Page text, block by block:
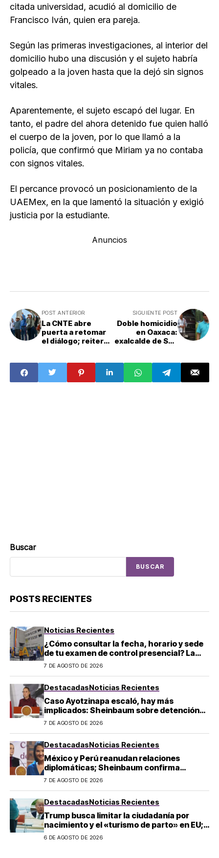
citada universidad, acudió al domicilio de
Francisco Iván, quien era pareja.
Según las primeras investigaciones, al interior del
domicilio hubo una discusión y el sujeto habría
golpeado a la joven hasta que la dejó sin signos
vitales.
Aparentemente, el sujeto escapó del lugar. En
tanto, el padre del ahora detenido fue quien halló
el cuerpo de la joven, por lo que llamó a la
policía, que confirmó que Miriam ya no contaba
con signos vitales.
El percance provocó un posicionamiento de la
UAEMex, en la que lamentó la situación y exigió
justicia por la estudiante.
Anuncios
POST ANTERIOR
La CNTE abre
puerta a retomar
el diálogo; reitera
Sheinbaum
SIGUIENTE POST
Doble homicidio
en Oaxaca:
exalcalde de San
a balazos
Buscar
BUSCAR
POSTS RECIENTES
Noticias Recientes
¿Cómo consultar la fecha, horario y sede
de tu examen de control presencial? La
UNAM da pasos a seguir
7 DE AGOSTO DE 2026
DestacadasNoticias Recientes
Caso Ayotzinapa escaló, hay más
implicados: Sheinbaum sobre detención
de Ángel Aguirre
7 DE AGOSTO DE 2026
DestacadasNoticias Recientes
México y Perú reanudan relaciones
diplomáticas; Sheinbaum confirma
llegada de Betssy Chávez al país
7 DE AGOSTO DE 2026
DestacadasNoticias Recientes
Trump busca limitar la ciudadanía por
nacimiento y el «turismo de parto» en EU;
¿a quién afecta?
6 DE AGOSTO DE 2026